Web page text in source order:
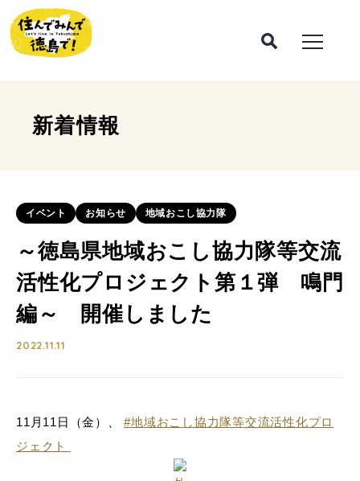
新着情報
イベント お知らせ 地域おこし協力隊
～徳島県地域おこし協力隊等交流
活性化プロジェクト第１弾 鳴門
編～ 開催しました
2022.11.11
11月11日（金）、#地域おこし協力隊等交流活性化プロ
ジェクト